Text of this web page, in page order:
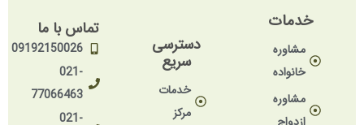
خدمات
مشاوره
خانواده
مشاوره
دسترسی
سریع
خدمات
مرکز
تماس با ما
09192150026
77066463